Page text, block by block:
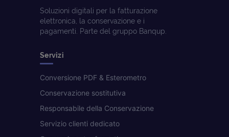
Soluzioni digitali per la fatturazione
elettronica, la conservazione e i
pagamenti. Parte del gruppo Banqup.
Servizi
Conversione PDF & Esterometro
Conservazione sostitutiva
Responsabile della Conservazione
Servizio clienti dedicato